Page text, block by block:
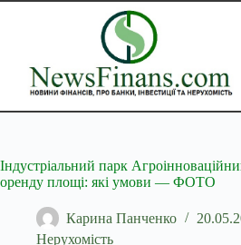
Перейти
Індустріальний парк
оренду площі: які умови — ФОТО
Карина Панченко
Нерухомість